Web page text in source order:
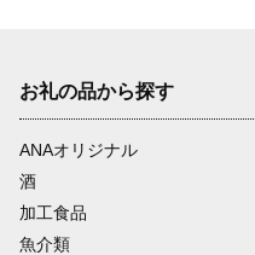
お礼の品から探す
ANAオリジナル
酒
加工食品
魚介類